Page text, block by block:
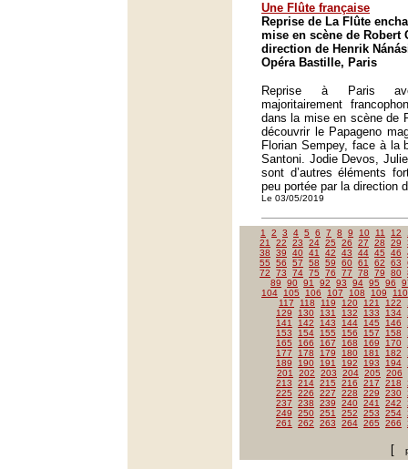
Une Flûte française
Reprise de La Flûte
mise en scène de Robert
direction de Henrik
Opéra Bastille, Paris
Reprise à Paris
majoritairement
dans la mise en scène de
découvrir le Papageno
Florian Sempey, face à la
Santoni. Jodie Devos,
sont d’autres éléments
peu portée par la direction
Le 03/05/2019
1 2 3 4 5 6 7 8 9 10 11 12
21
22 23 24 25 26 27 28 29
38
39 40 41 42 43 44 45 46
55
56 57 58 59 60 61 62 63
72
73 74 75 76 77 78 79 80
89
90 91 92 93 94 95 96
104
105 106 107 108 109
110
117
118 119 120 121 122
129
130 131 132 133 134
141
142 143 144 145 146
153
154 155 156 157 158
165
166 167 168 169 170
177
178 179 180 181 182
189
190 191 192 193 194
201
202 203 204 205
206
213
214 215 216 217 218
225
226 227 228 229 230
237
238 239 240 241 242
249
250 251 252 253 254
261
262 263 264 265 266
[